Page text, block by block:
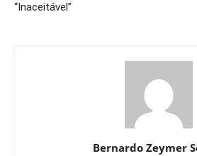
“Inaceitável”
Bernardo Zeymer